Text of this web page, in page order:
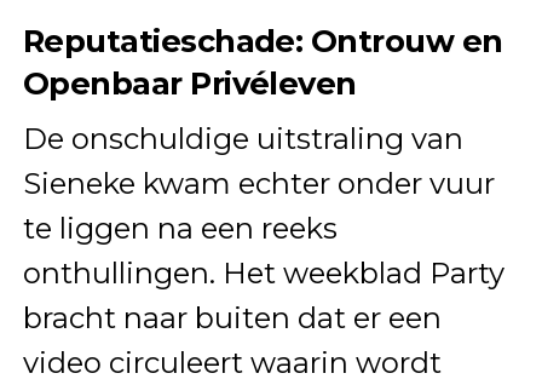
Reputatieschade: Ontrouw en
Openbaar Privéleven
De onschuldige uitstraling van
Sieneke kwam echter onder vuur
te liggen na een reeks
onthullingen. Het weekblad Party
bracht naar buiten dat er een
video circuleert waarin wordt